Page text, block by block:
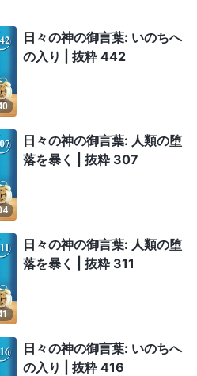
日々の神の御言葉: いのちへ
の入り | 抜粋 442
日々の神の御言葉: 人類の堕
落を暴く | 抜粋 307
日々の神の御言葉: 人類の堕
落を暴く | 抜粋 311
日々の神の御言葉: いのちへ
の入り | 抜粋 416